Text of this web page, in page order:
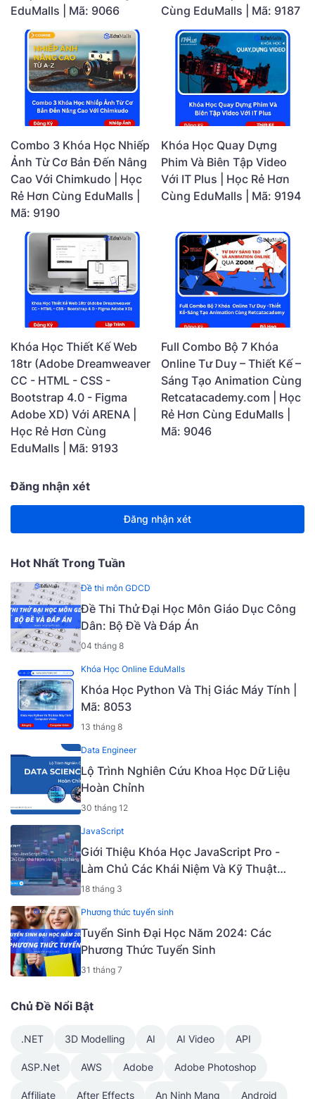
EduMalls | Mã: 9066
Cùng EduMalls | Mã: 9187
Combo 3 Khóa Học Nhiếp
Ảnh Từ Cơ Bản Đến Nâng
Cao Với Chimkudo | Học
Rẻ Hơn Cùng EduMalls |
Mã: 9190
Khóa Học Quay Dựng
Phim Và Biên Tập Video
Với IT Plus | Học Rẻ Hơn
Cùng EduMalls | Mã: 9194
Khóa Học Thiết Kế Web
18tr (Adobe Dreamweaver
CC - HTML - CSS -
Bootstrap 4.0 - Figma
Adobe XD) Với ARENA |
Học Rẻ Hơn Cùng
EduMalls | Mã: 9193
Full Combo Bộ 7 Khóa
Online Tư Duy – Thiết Kế –
Sáng Tạo Animation Cùng
Retcatacademy.com | Học
Rẻ Hơn Cùng EduMalls |
Mã: 9046
Đăng nhận xét
Đăng nhận xét
Hot Nhất Trong Tuần
Đề thi môn GDCD
Đề Thi Thử Đại Học Môn Giáo Dục Công
Dân: Bộ Đề Và Đáp Án
04 tháng 8
Khóa Học Online EduMalls
Khóa Học Python Và Thị Giác Máy Tính |
Mã: 8053
13 tháng 8
Data Engineer
Lộ Trình Nghiên Cứu Khoa Học Dữ Liệu
Hoàn Chỉnh
30 tháng 12
JavaScript
Giới Thiệu Khóa Học JavaScript Pro -
Làm Chủ Các Khái Niệm Và Kỹ Thuật
Nâng Cao [Mã - 6919 A]
18 tháng 3
Phương thức tuyển sinh
Tuyển Sinh Đại Học Năm 2024: Các
Phương Thức Tuyển Sinh
31 tháng 7
Chủ Đề Nổi Bật
.NET 3D Modelling AI AI Video API
ASP.Net AWS Adobe Adobe Photoshop
Affiliate After Effects An Ninh Mạng Android